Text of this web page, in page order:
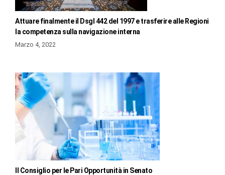
Attuare finalmente il Dsgl 442 del 1997 e trasferire alle Regioni
la competenza sulla navigazione interna
Marzo 4, 2022
Il Consiglio per le Pari Opportunità in Senato